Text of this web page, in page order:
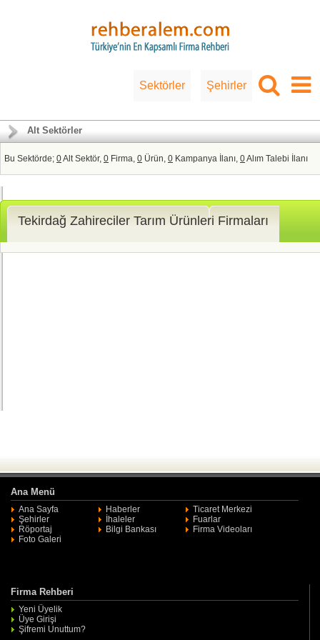
Sektörler Şehirler
Alt Sektörler
Bu Sektörde; 0Alt Sektör, 0 Firma, 0 Ürün, 0 Kampanya İlanı, 0Alım Talebi İlanı
Tekirdağ Zahireciler Tarım Ürünleri Firmaları
Ana Menü
Ana Sayfa Haberler
Ticaret Merkezi
Şehirler
İhaleler
Fuarlar
Röportaj
Bilgi Bankası
Firma Videoları
Foto Galeri
Firma Rehberi
Yeni Üyelik
Üye Girişi
Şifremi Unuttum?